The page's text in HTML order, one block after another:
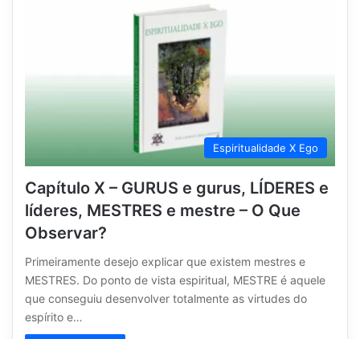
Espiritualidade X Ego
Capítulo X – GURUS e gurus, LÍDERES e
líderes, MESTRES e mestre – O Que
Observar?
Primeiramente desejo explicar que existem mestres e
MESTRES. Do ponto de vista espiritual, MESTRE é aquele
que conseguiu desenvolver totalmente as virtudes do
espírito e…